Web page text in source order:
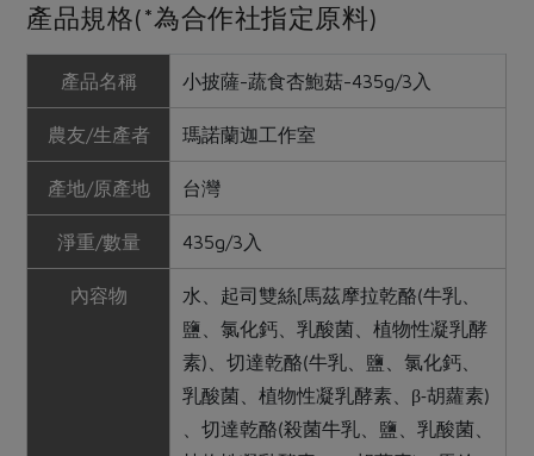
產品規格(*為合作社指定原料)
產品名稱 小披薩-蔬食杏鮑菇-435g/3入
農友/生產者 瑪諾蘭迦工作室
產地/原產地 台灣
淨重/數量 435g/3入
內容物 水、起司雙絲 [馬茲摩拉乾酪(牛乳、
鹽、氯化鈣、乳酸菌、植物性凝乳酵
素) 、切達乾酪(牛乳、鹽、氯化鈣、
乳酸菌、植物性凝乳酵素、β-胡蘿素)
、切達乾酪(殺菌牛乳、鹽、乳酸菌、